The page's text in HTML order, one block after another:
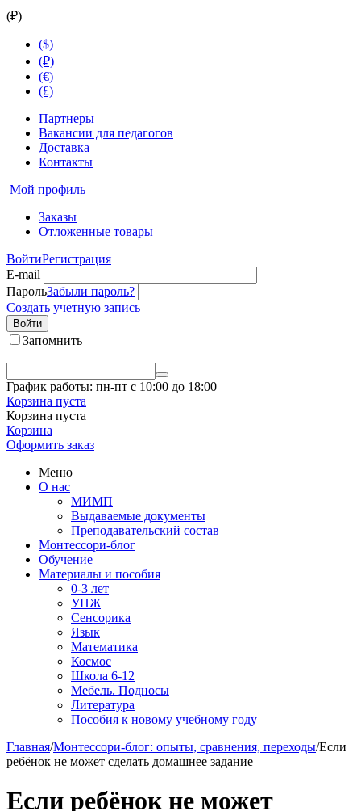
(₽)
($)
(₽)
(€)
(£)
Партнеры
Вакансии для педагогов
Доставка
Контакты
Мой профиль
Заказы
Отложенные товары
ВойтиРегистрация
E-mail
ПарольЗабыли пароль?
Создать учетную запись
Войти
Запомнить
График работы: пн-пт с 10:00 до 18:00
Корзина пуста
Корзина пуста
Корзина
Оформить заказ
Меню
О нас
МИМП
Выдаваемые документы
Преподавательский состав
Монтессори-блог
Обучение
Материалы и пособия
0-3 лет
УПЖ
Сенсорика
Язык
Математика
Космос
Школа 6-12
Мебель. Подносы
Литература
Пособия к новому учебному году
Главная/Монтессори-блог: опыты, сравнения, переходы/Если
ребёнок не может сделать домашнее задание
Если ребёнок не может